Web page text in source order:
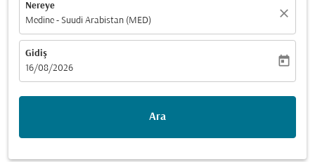
Nereye
Medine - Suudi Arabistan (MED)
close
Gidiş
fc-booking-departure-date-aria-label
16/08/2026
today
Ara